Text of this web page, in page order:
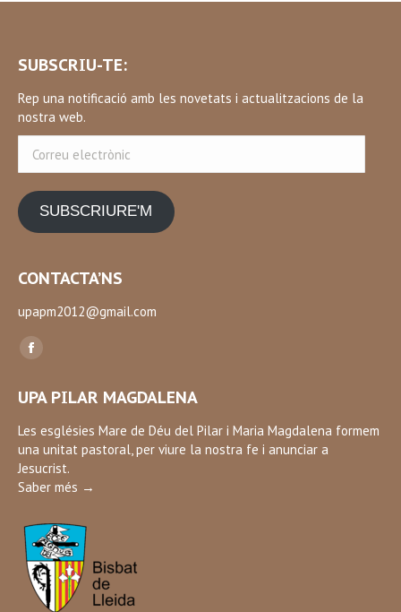
SUBSCRIU-TE:
Rep una notificació amb les novetats i actualitzacions de la
nostra web.
electrònic
SUBSCRIURE'M
CONTACTA’NS
upapm2012@gmail.com
Find us on:
Facebook
opens
in
new
window
UPA PILAR MAGDALENA
Les esglésies Mare de Déu del Pilar i Maria Magdalena formem
una unitat pastoral, per viure la nostra fe i anunciar a
Jesucrist.
Saber més →